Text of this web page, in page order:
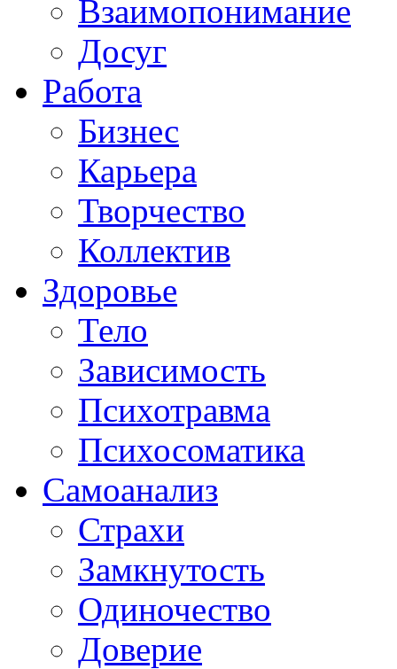
Взаимопонимание
Досуг
Работа
Бизнес
Карьера
Творчество
Коллектив
Здоровье
Тело
Зависимость
Психотравма
Психосоматика
Самоанализ
Страхи
Замкнутость
Одиночество
Доверие